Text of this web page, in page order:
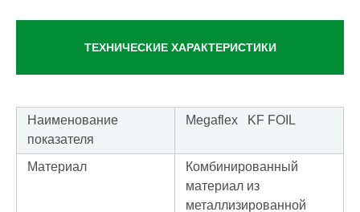
ТЕХНИЧЕСКИЕ ХАРАКТЕРИСТИКИ
Наименование
показателя
Megaflex KF FOIL
Материал
Комбинированный
материал из
металлизированной